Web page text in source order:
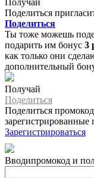
Получай
Поделиться
Поделиться
Ты тоже можешь
подарить им бонус 3
как только они
дополнительный
Получай
Поделиться
Поделиться
зарегистрированные
Зарегистрироваться
Вводипромокод и